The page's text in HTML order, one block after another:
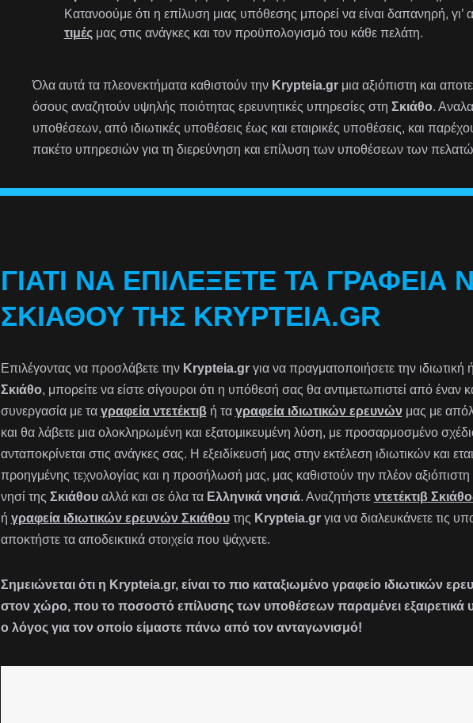
Κατανοούμε ότι η επίλυση μιας υπόθεσης μπορεί να είναι δαπανηρή, γι’
τιμέςμας στις ανάγκες και τον προϋπολογισμό του κάθε πελάτη.
Όλα αυτά τα πλεονεκτήματα καθιστούν την Krypteia.grμια αξιόπιστη και
όσους αναζητούν υψηλής ποιότητας ερευνητικές υπηρεσίες στη Σκιάθο.
υποθέσεων, από ιδιωτικές υποθέσεις έως και εταιρικές υποθέσεις, και
πακέτο υπηρεσιών για τη διερεύνηση και επίλυση των υποθέσεων των
ΓΙΑΤΊ ΝΑ ΕΠΙΛΈΞΕΤΕ ΤΑ ΓΡΑΦΕΊΑ
ΣΚΙΆΘΟΥ ΤΗΣ KRYPTEIA.GR
Επιλέγοντας να προσλάβετε την Krypteia.grγια να πραγματοποιήσετε την ιδιωτική
Σκιάθο, μπορείτε να είστε σίγουροι ότι η υπόθεσή σας θα αντιμετωπιστεί από έναν
συνεργασία με τα γραφεία ντετέκτιβή τα γραφεία ιδιωτικών ερευνώνμας με
και θα λάβετε μια ολοκληρωμένη και εξατομικευμένη λύση, με προσαρμοσμένο
ανταποκρίνεται στις ανάγκες σας. Η εξειδίκευσή μας στην εκτέλεση ιδιωτικών και
προηγμένης τεχνολογίας και η προσήλωσή μας, μας καθιστούν την πλέον αξιόπιστη
νησί της Σκιάθουαλλά και σε όλα τα Ελληνικά νησιά. Αναζητήστε ντετέκτιβ
ή γραφεία ιδιωτικών ερευνών Σκιάθουτης Krypteia.grγια να διαλευκάνετε τις
αποκτήστε τα αποδεικτικά στοιχεία που ψάχνετε.
Σημειώνεται ότι η Krypteia.gr, είναι το πιο καταξιωμένο γραφείο ιδιωτικών
στον χώρο, που το ποσοστό επίλυσης των υποθέσεων παραμένει εξαιρετικά
ο λόγος για τον οποίο είμαστε πάνω από τον ανταγωνισμό!